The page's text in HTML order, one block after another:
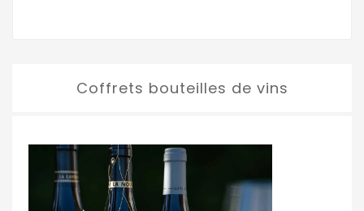
Coffrets bouteilles de vins